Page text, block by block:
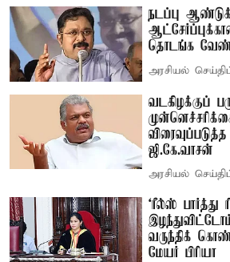
நடப்பு
தொடங்க
அரசியல்
வடகிழக்குப்
ஜி.கே.வாசன்
அரசியல்
‘ரீல்ஸ்
வருந்திக்
மேயர் பிரியா